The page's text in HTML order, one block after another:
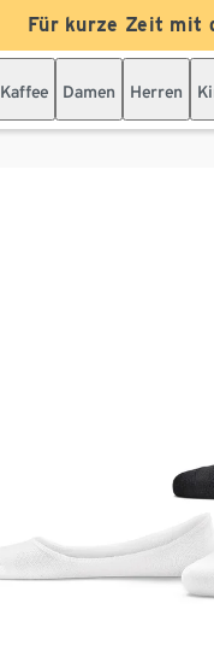
Für kurze Zeit mit
Kaffee Damen Herren